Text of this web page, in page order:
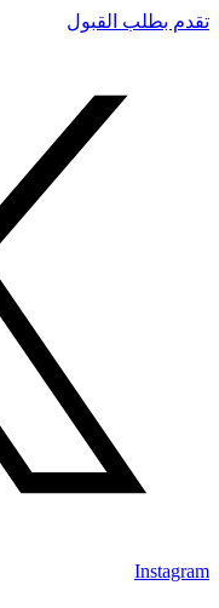
تقدم بطلب القبول
Instagram